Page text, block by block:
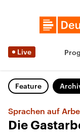
Live
Feature
Sprachen auf
Die